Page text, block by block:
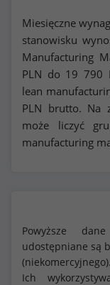
Miesięczne
stanowisku
Manufacturing
PLN do 19 790
lean
PLN brutto. Na
może liczyć
manufacturing
Powyższe
udostępniane są
(niekomercyjnego).
Ich